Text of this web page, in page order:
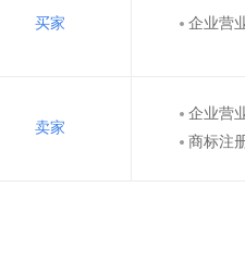
买家 企业营
卖家
企业营
商标注